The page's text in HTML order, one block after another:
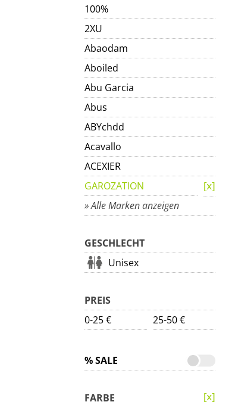
100%
2XU
Abaodam
Aboiled
Abu Garcia
Abus
ABYchdd
Acavallo
ACEXIER
GAROZATION
» Alle Marken anzeigen
GESCHLECHT
Unisex
PREIS
0-25 €
25-50 €
% SALE
FARBE